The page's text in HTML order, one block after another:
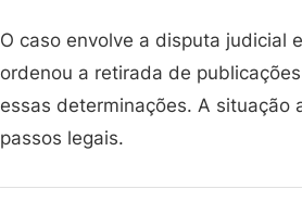
O caso envolve a disputa judicial
ordenou a retirada de
essas determinações. A situação
passos legais.